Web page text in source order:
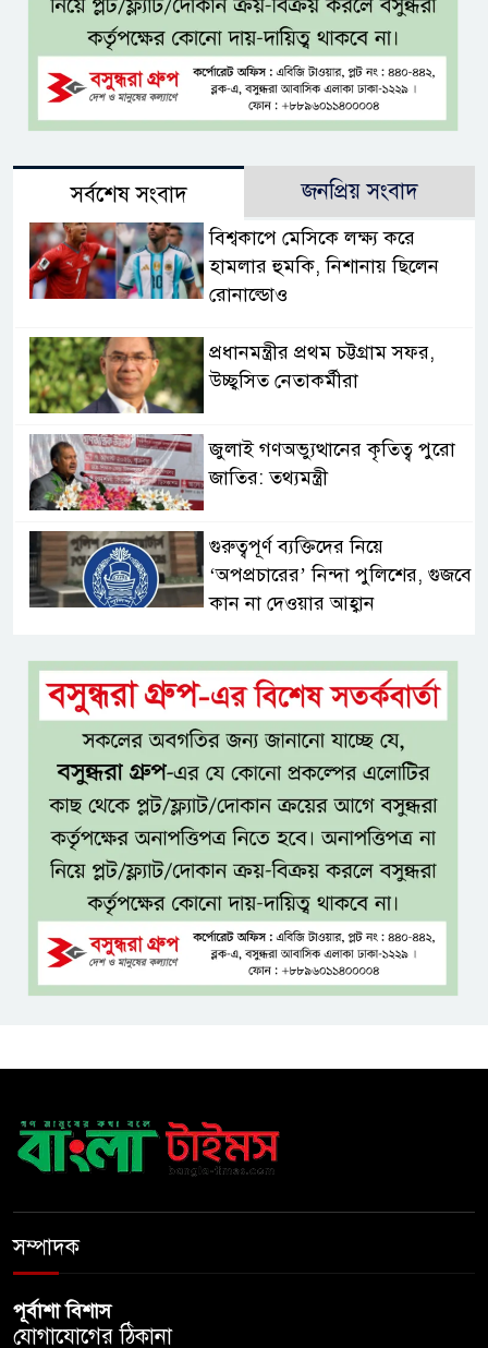
সর্বশেষ সংবাদ জনপ্রিয় সংবাদ
বিশ্বকাপে মেসিকে লক্ষ্য করে
হামলার হুমকি, নিশানায় ছিলেন
রোনাল্ডোও
প্রধানমন্ত্রীর প্রথম চট্টগ্রাম সফর,
উচ্ছ্বসিত নেতাকর্মীরা
জুলাই গণঅভ্যুত্থানের কৃতিত্ব পুরো
জাতির: তথ্যমন্ত্রী
গুরুত্বপূর্ণ ব্যক্তিদের নিয়ে
‘অপপ্রচারের’ নিন্দা পুলিশের, গুজবে
কান না দেওয়ার আহ্বান
শেখ হাসিনার দিল্লির সংবাদ
সম্মেলনের সঙ্গে ভারত সরকারের
সম্পৃক্ততা নেই: জয়সোয়াল
টাঙ্গাইলে নিহত ১৪ বাস-মিনিবাস
মালিকের পরিবারকে আর্থিক অনুদান
ও সম্মাননা
সাড়ে ৩ হাজার এতিম ও
মাদরাসাশিক্ষার্থীর খাবারের
আয়োজন করলেন প্রতিমন্ত্রী টুকু
কাছে শত কোটি টাকা ক্ষতিপূরণ
দাবি
ধ্বংসস্তূপের ওপরই বারবার ক্ষমতায়
সম্পাদক
পূর্বাশা বিশাস
যোগাযোগের ঠিকানা